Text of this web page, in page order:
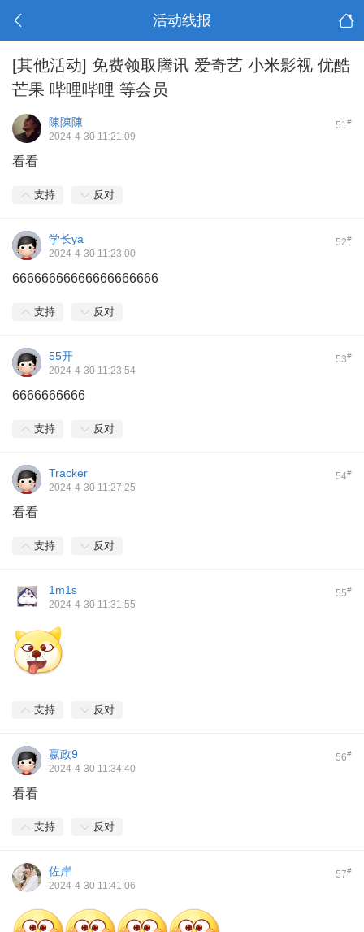
活动线报
[其他活动] 免费领取腾讯 爱奇艺 小米影视 优酷
芒果 哔哩哔哩 等会员
51#
陳陳陳
2024-4-30 11:21:09
看看
支持 反对
52#
学长ya
2024-4-30 11:23:00
66666666666666666666
支持 反对
53#
55开
2024-4-30 11:23:54
6666666666
支持 反对
54#
Tracker
2024-4-30 11:27:25
看看
支持 反对
55#
1m1s
2024-4-30 11:31:55
支持 反对
56#
嬴政9
2024-4-30 11:34:40
看看
支持 反对
57#
佐岸
2024-4-30 11:41:06